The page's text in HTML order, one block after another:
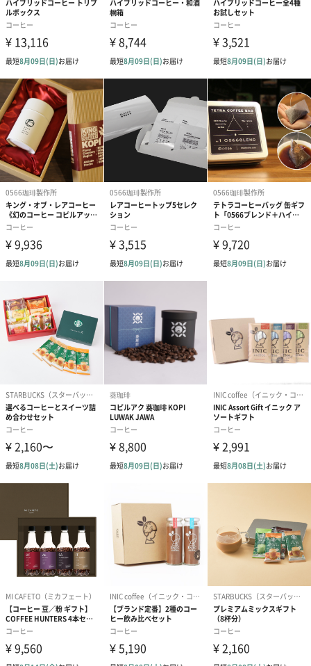
ブルボンの旨みを御存じの方は多いと思いますが、「微気候」と
いう環境は実際の標高よりも高い気候に匹敵するというもので
す。標高はわずか375mですが、特殊な雨や霧の影響からくる微気
候によって1150mに匹敵する標高となります。この気環境がうま
さの秘密なのですが、やはりガラパゴスという固有の島ゆえの魔
黒色のシックな化粧箱
オリジナル缶にもロゴ入り
【0566珈琲製作所】のロゴが入ったオリジナル缶を黒色のシック
な化粧箱に収めました。この箱にもロゴが入っています。ギフト
にぴったりです。
【0566珈琲製作所】
「コーヒーによって人々に感動と驚きを感じてもらいた
い」
レアコーヒー専門店【0566珈琲製作所】はコーヒーの焙煎を中心
業務として世界のコーヒーを発掘、そして輸入を行うだけでな
大切な方へのプレゼントに
お礼にもおすすめ
世界から選りすぐったコーヒーのギフトセットです。
ここでしか味わえない香りとコクをお楽しみください。